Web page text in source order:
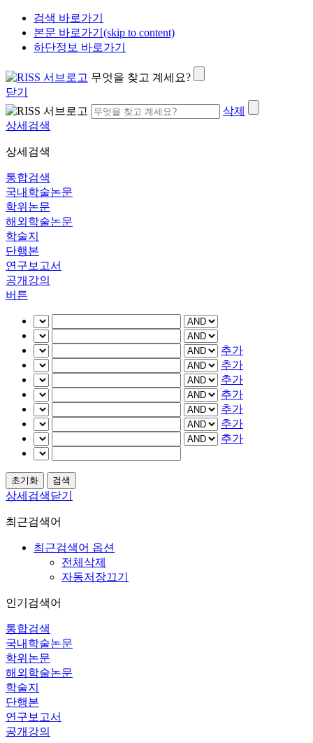
검색 바로가기
본문 바로가기(skip to content)
하단정보 바로가기
무엇을 찾고 계세요?
닫기
삭제
상세검색
상세검색
통합검색
국내학술논문
학위논문
해외학술논문
학술지
단행본
연구보고서
공개강의
버튼
추가
추가
추가
추가
추가
추가
추가
상세검색닫기
최근검색어
최근검색어 옵션
전체삭제
자동저장끄기
인기검색어
통합검색
국내학술논문
학위논문
해외학술논문
학술지
단행본
연구보고서
공개강의